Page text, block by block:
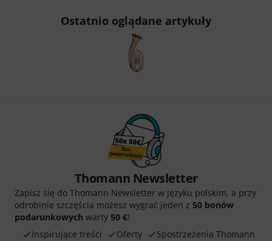
Ostatnio oglądane artykuły
Thomann Newsletter
Zapisz się do Thomann Newsletter w języku polskim, a przy
odrobinie szczęścia możesz wygrać jeden z 50 bonów
podarunkowych warty 50 €!
Inspirujące treści
Oferty Spostrzeżenia Thomann